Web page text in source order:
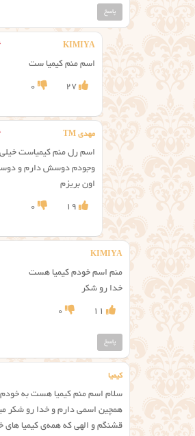
پاسخ
KIMIYA
اسم منم کیمیا ست
27
0
مهدی TM
اسم رل منم کیمیاست خیلی
وجودم دوسش دارم و
اون بریزم
19
0
KIMIYA
منم اسم خودم کیمیا هست
خدا رو شکر
11
0
پاسخ
کیمیا
سلام اسم منم کیمیا هست به خودم
همچین اسمی دارم و خدا رو شکر
قشنگم و الهی که همه‌ی کیمیا های